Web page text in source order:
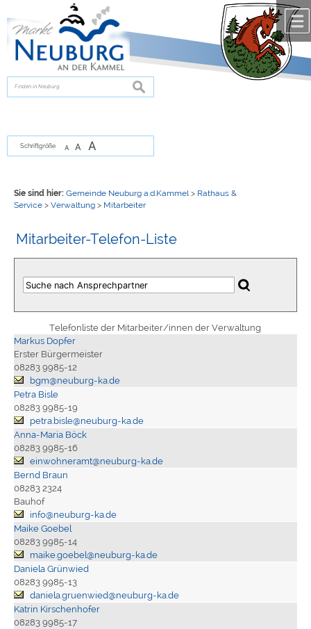
zur Navigationoder
springen.
suchen
Schriftgröße A A A
Sie sind hier: Gemeinde Neuburg a.d.Kammel > Rathaus &
Service> Verwaltung> Mitarbeiter
Mitarbeiter-Telefon-Liste
Telefonliste der Mitarbeiter/innen der Verwaltung
Markus Dopfer
Erster Bürgermeister
08283 9985-12
bgm@neuburg-ka.de
Petra Bisle
08283 9985-19
petra.bisle@neuburg-ka.de
Anna-Maria Böck
08283 9985-16
einwohneramt@neuburg-ka.de
Bernd Braun
08283 2324
Bauhof
info@neuburg-ka.de
Maike Goebel
08283 9985-14
maike.goebel@neuburg-ka.de
Daniela Grünwied
08283 9985-13
daniela.gruenwied@neuburg-ka.de
Katrin Kirschenhofer
08283 9985-17